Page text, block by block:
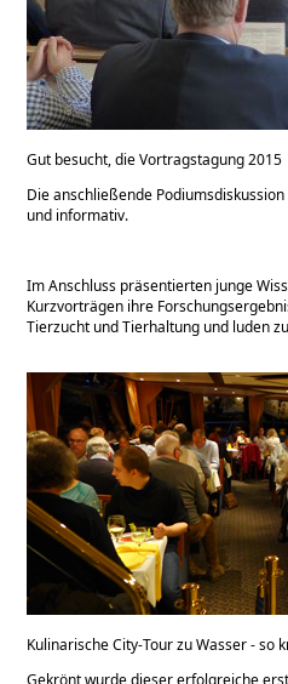
Gut besucht, die Vortragstagung 2015
Die anschließende
und informativ.
Im Anschluss präsentierten junge
Kurzvorträgen ihre
Tierzucht und Tierhaltung und luden
Kulinarische City-Tour zu Wasser - so
Gekrönt wurde dieser erfolgreiche